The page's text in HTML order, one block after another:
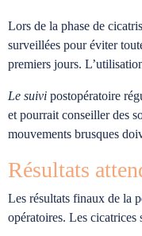
Lors de la phase de
surveillées pour éviter
premiers jours.
Le suivi postopératoire
et pourrait conseiller des
mouvements brusques
Résultats
Les résultats finaux de la
opératoires. Les cicatrices